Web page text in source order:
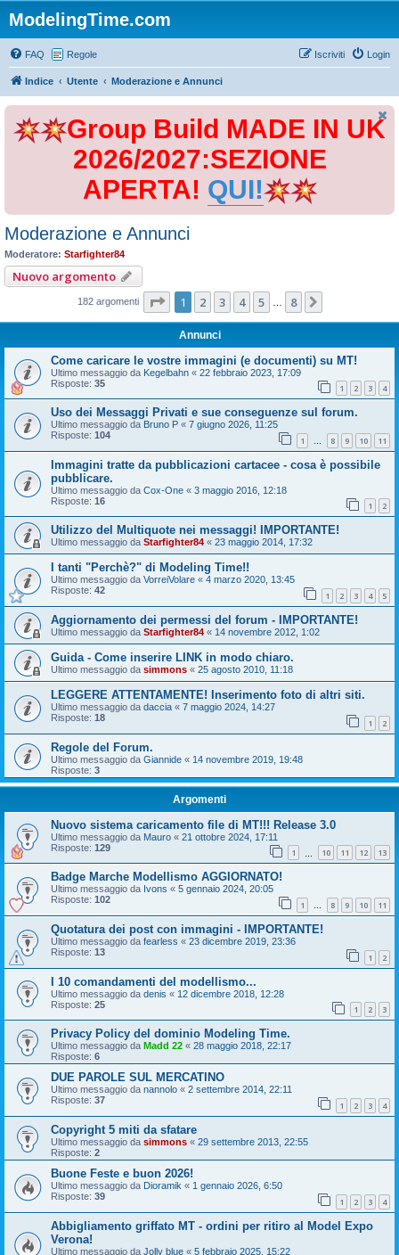
ModelingTime.com
FAQ Regole Login
Iscriviti
Indice Utente Moderazione e Annunci
Group Build MADE IN UK
2026/2027:SEZIONE
APERTA! QUI!
Moderazione e Annunci
Moderatore: Starfighter84
Nuovo argomento
182 argomenti Pagina di
1 2 3 4 5 8
Annunci
Come caricare le vostre immagini (e documenti) su MT!
Ultimo messaggio da Kegelbahn « 22 febbraio 2023, 17:09
Risposte: 35 1 2 3 4
Uso dei Messaggi Privati e sue conseguenze sul forum.
Ultimo messaggio da Bruno P « 7 giugno 2026, 11:25
Risposte: 104 1 … 8 9 10 11
Immagini tratte da pubblicazioni cartacee - cosa è possibile
pubblicare.
Ultimo messaggio da Cox-One « 3 maggio 2016, 12:18
Risposte: 16 1 2
Utilizzo del Multiquote nei messaggi! IMPORTANTE!
Ultimo messaggio da Starfighter84 « 23 maggio 2014, 17:32
I tanti "Perchè?" di Modeling Time!!
Ultimo messaggio da VorreiVolare « 4 marzo 2020, 13:45
Risposte: 42 1 2 3 4 5
Aggiornamento dei permessi del forum - IMPORTANTE!
Ultimo messaggio da Starfighter84 « 14 novembre 2012, 1:02
Guida - Come inserire LINK in modo chiaro.
Ultimo messaggio da simmons « 25 agosto 2010, 11:18
LEGGERE ATTENTAMENTE! Inserimento foto di altri siti.
Ultimo messaggio da daccia « 7 maggio 2024, 14:27
Risposte: 18 1 2
Regole del Forum.
Ultimo messaggio da Giannide « 14 novembre 2019, 19:48
Risposte: 3
Argomenti
Nuovo sistema caricamento file di MT!!! Release 3.0
Ultimo messaggio da Mauro « 21 ottobre 2024, 17:11
Risposte: 129 1 10 11 12 13
Badge Marche Modellismo AGGIORNATO!
Ultimo messaggio da Ivons « 5 gennaio 2024, 20:05
Risposte: 102 1 … 8 9 10 11
Quotatura dei post con immagini - IMPORTANTE!
Ultimo messaggio da fearless « 23 dicembre 2019, 23:36
Risposte: 13 1 2
I 10 comandamenti del modellismo...
Ultimo messaggio da denis « 12 dicembre 2018, 12:28
Risposte: 25 1 2 3
Privacy Policy del dominio Modeling Time.
Ultimo messaggio da Madd 22 « 28 maggio 2018, 22:17
Risposte: 6
DUE PAROLE SUL MERCATINO
Ultimo messaggio da nannolo « 2 settembre 2014, 22:11
Risposte: 37 1 2 3 4
Copyright 5 miti da sfatare
Ultimo messaggio da simmons « 29 settembre 2013, 22:55
Risposte: 2
Buone Feste e buon 2026!
Ultimo messaggio da Dioramik « 1 gennaio 2026, 6:50
Risposte: 39 1 2 3 4
Abbigliamento griffato MT - ordini per ritiro al Model Expo
Verona!
Ultimo messaggio da Jolly blue « 5 febbraio 2025, 15:22